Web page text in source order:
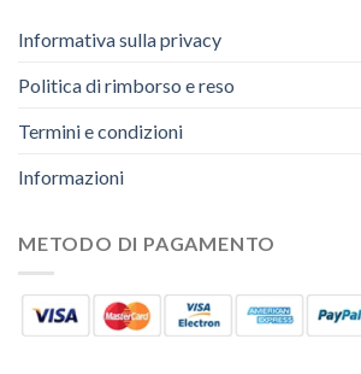
Informativa sulla privacy
Politica di rimborso e reso
Termini e condizioni
Informazioni
METODO DI PAGAMENTO